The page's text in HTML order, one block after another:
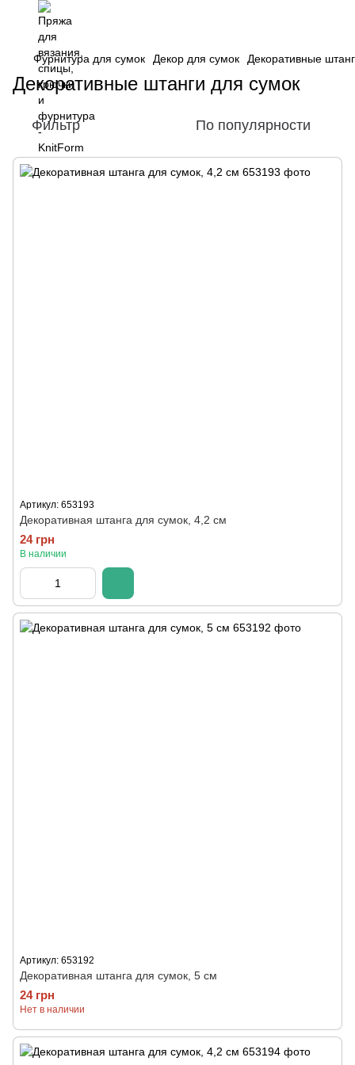
Фурнитура для сумок Декор для сумок Декоративные
Декоративные штанги для сумок
Фильтр По популярности
Артикул: 653193
Декоративная штанга для сумок, 4,2 см
24 грн
В наличии
Артикул: 653192
Декоративная штанга для сумок, 5 см
24 грн
Нет в наличии